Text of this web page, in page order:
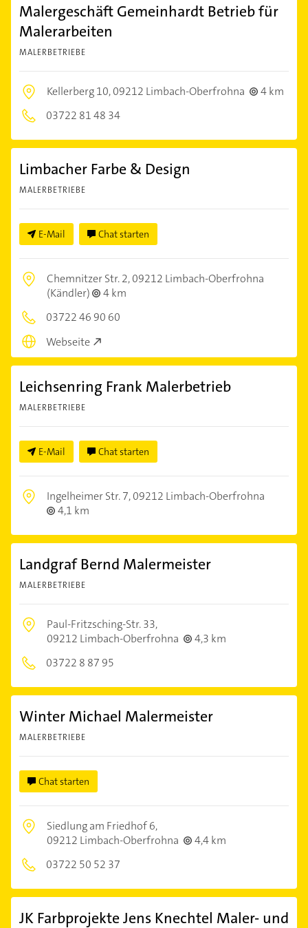
Malergeschäft Gemeinhardt Betrieb für
Malerarbeiten
MALERBETRIEBE
Kellerberg 10,09212 Limbach-Oberfrohna
4 km
03722 81 48 34
Limbacher Farbe & Design
MALERBETRIEBE
E-Mail Chat starten
Chemnitzer Str. 2,09212 Limbach-Oberfrohna
(Kändler)
4 km
03722 46 90 60
Webseite
Leichsenring Frank Malerbetrieb
MALERBETRIEBE
E-Mail Chat starten
Ingelheimer Str. 7,09212 Limbach-Oberfrohna
4,1 km
Landgraf Bernd Malermeister
MALERBETRIEBE
Paul-Fritzsching-Str. 33,
09212 Limbach-Oberfrohna
4,3 km
03722 8 87 95
Winter Michael Malermeister
MALERBETRIEBE
Chat starten
Siedlung am Friedhof 6,
09212 Limbach-Oberfrohna
4,4 km
03722 50 52 37
JK Farbprojekte Jens Knechtel Maler- und